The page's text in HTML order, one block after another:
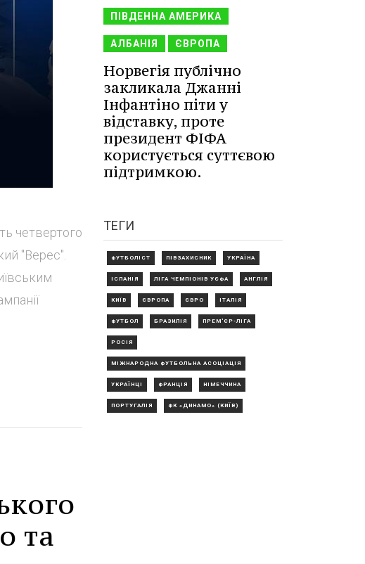
четвертого
"Верес".
та
ПІВДЕННА АМЕРИКА
АЛБАНІЯ ЄВРОПА
Норвегія публічно
закликала Джанні
Інфантіно піти у
відставку, проте
президент ФІФА
користується суттєвою
підтримкою.
ТЕГИ
ФУТБОЛІСТ ПІВЗАХИСНИК УКРАЇНА
ІСПАНІЯ ЛІГА ЧЕМПІОНІВ УЄФА АНГЛІЯ
КИЇВ ЄВРОПА ЄВРО ІТАЛІЯ
ФУТБОЛ БРАЗИЛІЯ ПРЕМ'ЄР-ЛІГА
РОСІЯ
МІЖНАРОДНА ФУТБОЛЬНА АСОЦІАЦІЯ
УКРАЇНЦІ ФРАНЦІЯ НІМЕЧЧИНА
ПОРТУГАЛІЯ ФК «ДИНАМО» (КИЇВ)